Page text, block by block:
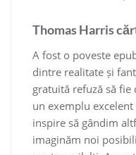
Thomas Harris
A fost o poveste
dintre realitate și
gratuită refuză să fie
un exemplu
inspire să gândim
imaginăm noi